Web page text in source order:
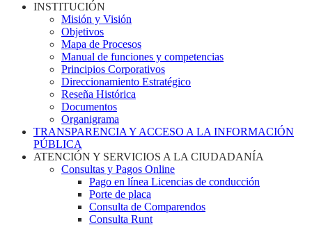
INSTITUCIÓN
Misión y Visión
Objetivos
Mapa de Procesos
Manual de funciones y competencias
Principios Corporativos
Direccionamiento Estratégico
Reseña Histórica
Documentos
Organigrama
TRANSPARENCIA Y ACCESO A LA INFORMACIÓN
PÚBLICA
ATENCIÓN Y SERVICIOS A LA CIUDADANÍA
Consultas y Pagos Online
Pago en línea Licencias de conducción
Porte de placa
Consulta de Comparendos
Consulta Runt